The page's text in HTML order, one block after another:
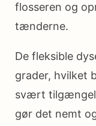
flosseren og
tænderne.
De fleksible
grader, hvilket
svært
gør det nemt